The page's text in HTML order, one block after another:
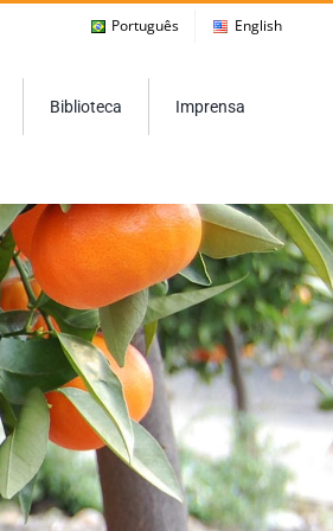
Português English
Biblioteca Imprensa